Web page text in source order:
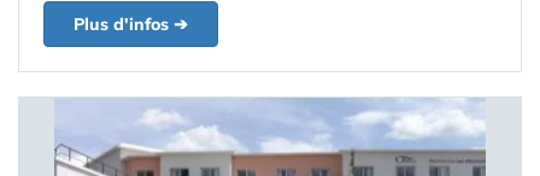
Plus d'infos ➔